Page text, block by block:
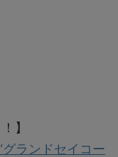
】
ランドセイコー